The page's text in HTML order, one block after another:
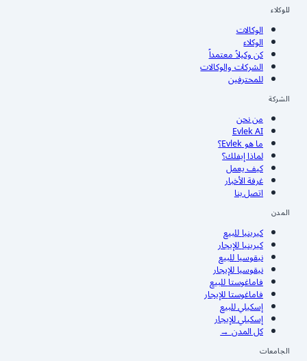
للوكلاء
الوكالات
الوكلاء
كن وكيلاً معتمداً
الشركات والوكالات
للمحترفين
الشركة
من نحن
Evlek AI
ما هو Evlek؟
لماذا إيفلك؟
كيف يعمل
غرفة الأخبار
اتصل بنا
المدن
كيرينياللبيع
كيرينياللإيجار
نيقوسياللبيع
نيقوسياللإيجار
فاماغوستاللبيع
فاماغوستاللإيجار
إسكيليللبيع
إسكيليللإيجار
كل المدن→
الجامعات